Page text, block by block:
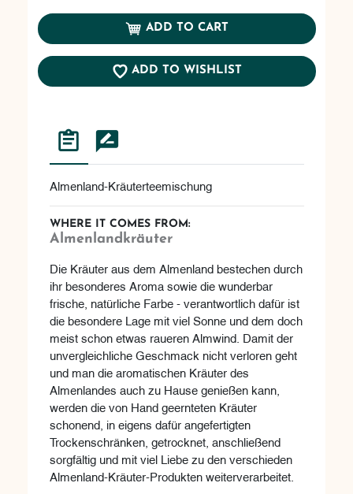
ADD TO CART
ADD TO WISHLIST
Almenland-Kräuterteemischung
WHERE IT COMES FROM:
Almenlandkräuter
Die Kräuter aus dem Almenland bestechen durch
ihr besonderes Aroma sowie die wunderbar
frische, natürliche Farbe - verantwortlich dafür ist
die besondere Lage mit viel Sonne und dem doch
meist schon etwas raueren Almwind. Damit der
unvergleichliche Geschmack nicht verloren geht
und man die aromatischen Kräuter des
Almenlandes auch zu Hause genießen kann,
werden die von Hand geernteten Kräuter
schonend, in eigens dafür angefertigten
Trockenschränken, getrocknet, anschließend
sorgfältig und mit viel Liebe zu den verschieden
Almenland-Kräuter-Produkten weiterverarbeitet.